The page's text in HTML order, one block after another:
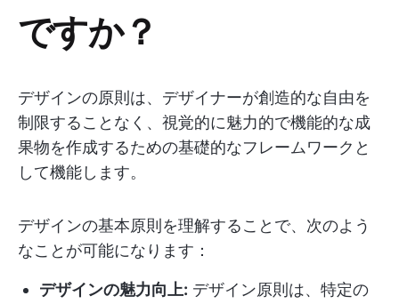
ですか？
デザインの原則は、デザイナーが創造的な自由を
制限することなく、視覚的に魅力的で機能的な成
果物を作成するための基礎的なフレームワークと
して機能します。
デザインの基本原則を理解することで、次のよう
なことが可能になります：
デザインの魅力向上: デザイン原則は、特定の